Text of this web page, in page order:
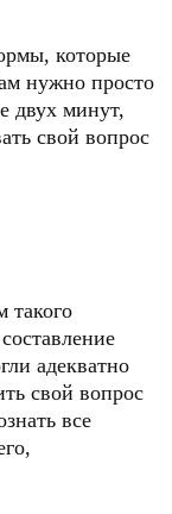
которые
нужно просто
двух минут,
свой вопрос
такого
адекватно
свой вопрос
все